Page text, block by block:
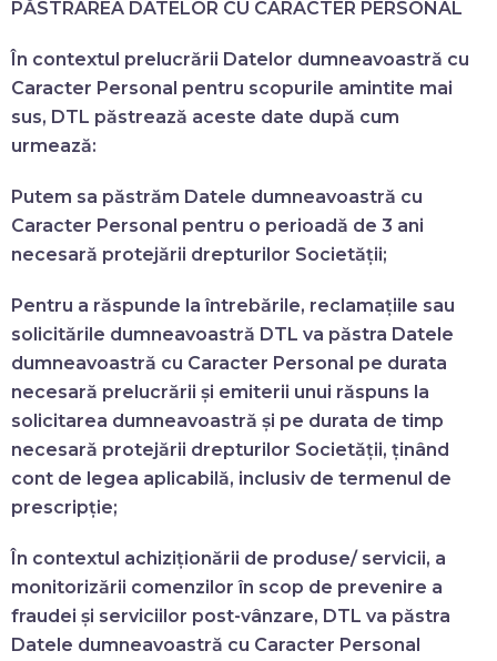
PĂSTRAREA DATELOR CU CARACTER PERSONAL
În contextul prelucrării Datelor dumneavoastră cu
Caracter Personal pentru scopurile amintite mai
sus, DTL păstrează aceste date după cum
urmează:
Putem sa păstrăm Datele dumneavoastră cu
Caracter Personal pentru o perioadă de 3 ani
necesară protejării drepturilor Societății;
Pentru a răspunde la întrebările, reclamațiile sau
solicitările dumneavoastră DTL va păstra Datele
dumneavoastră cu Caracter Personal pe durata
necesară prelucrării și emiterii unui răspuns la
solicitarea dumneavoastră și pe durata de timp
necesară protejării drepturilor Societății, ținând
cont de legea aplicabilă, inclusiv de termenul de
prescripție;
În contextul achiziționării de produse/ servicii, a
monitorizării comenzilor în scop de prevenire a
fraudei și serviciilor post-vânzare, DTL va păstra
Datele dumneavoastră cu Caracter Personal